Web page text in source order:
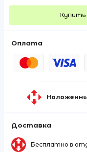
Купить
Оплата
Доставка
Бесплатно в